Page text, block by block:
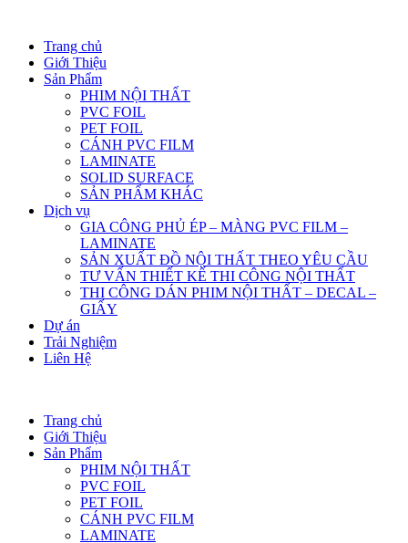
Trang chủ
Giới Thiệu
Sản Phẩm
PHIM NỘI THẤT
PVC FOIL
PET FOIL
CÁNH PVC FILM
LAMINATE
SOLID SURFACE
SẢN PHẨM KHÁC
Dịch vụ
GIA CÔNG PHỦ ÉP – MÀNG PVC FILM –
LAMINATE
SẢN XUẤT ĐỒ NỘI THẤT THEO YÊU CẦU
TƯ VẤN THIẾT KẾ THI CÔNG NỘI THẤT
THI CÔNG DÁN PHIM NỘI THẤT – DECAL –
GIẤY
Dự án
Trải Nghiệm
Liên Hệ
Trang chủ
Giới Thiệu
Sản Phẩm
PHIM NỘI THẤT
PVC FOIL
PET FOIL
CÁNH PVC FILM
LAMINATE